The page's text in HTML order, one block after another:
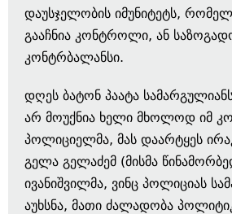
დაუსჯელობის იმუნიტეტს,
გააჩნია კონტროლი, ან
კონტრბალანსი.
დღეს ბატონ პაატა
არ მოუქნია ხელი მხოლოდ იმ
პოლიციელმა, მას დაარტყეს
გელა გელაძემ (მისმა
ივანიშვილმა, ვინც პოლიციას
აუხსნა, მათი ძალადობა